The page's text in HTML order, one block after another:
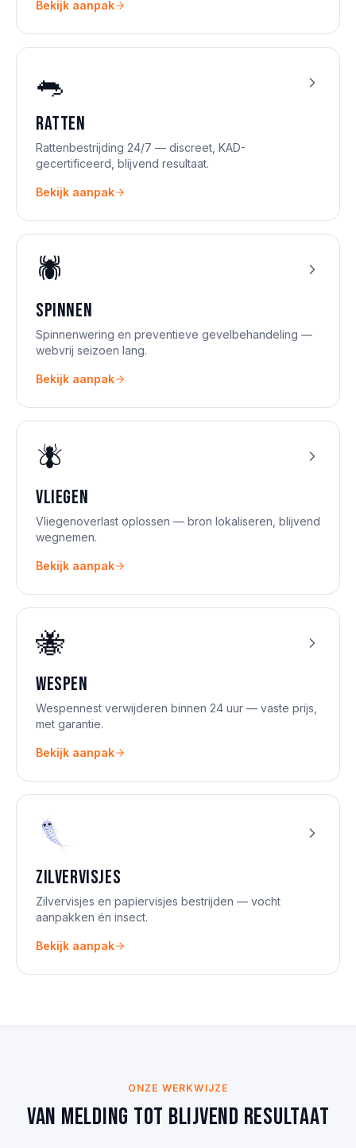
Bekijk aanpak
🐀
Ratten
Rattenbestrijding 24/7 — discreet, KAD-
gecertificeerd, blijvend resultaat.
Bekijk aanpak
🕷️
Spinnen
Spinnenwering en preventieve gevelbehandeling —
webvrij seizoen lang.
Bekijk aanpak
🪰
Vliegen
Vliegenoverlast oplossen — bron lokaliseren, blijvend
wegnemen.
Bekijk aanpak
🐝
Wespen
Wespennest verwijderen binnen 24 uur — vaste prijs,
met garantie.
Bekijk aanpak
Zilvervisjes
Zilvervisjes en papiervisjes bestrijden — vocht
aanpakken én insect.
Bekijk aanpak
ONZE WERKWIJZE
Van melding tot blijvend resultaat